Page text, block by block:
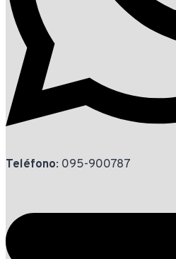
Teléfono: 095-900787